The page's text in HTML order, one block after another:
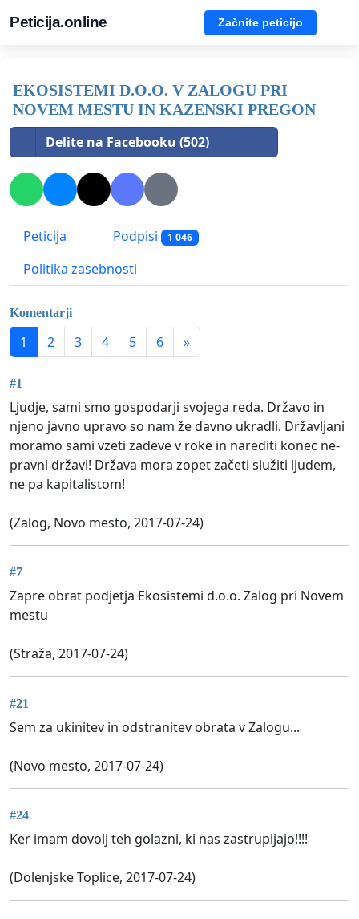
Peticija.online Začnite peticijo
EKOSISTEMI D.O.O. V ZALOGU PRI
NOVEM MESTU IN KAZENSKI PREGON
Delite na Facebooku (502)
Peticija Podpisi 1 046
Politika zasebnosti
Komentarji
1 2 3 4 5 6 »
#1
Ljudje, sami smo gospodarji svojega reda. Državo in
njeno javno upravo so nam že davno ukradli. Državljani
moramo sami vzeti zadeve v roke in narediti konec ne-
pravni državi! Država mora zopet začeti služiti ljudem,
ne pa kapitalistom!
(Zalog, Novo mesto, 2017-07-24)
#7
Zapre obrat podjetja Ekosistemi d.o.o. Zalog pri Novem
mestu
(Straža, 2017-07-24)
#21
Sem za ukinitev in odstranitev obrata v Zalogu...
(Novo mesto, 2017-07-24)
#24
Ker imam dovolj teh golazni, ki nas zastrupljajo!!!!
(Dolenjske Toplice, 2017-07-24)